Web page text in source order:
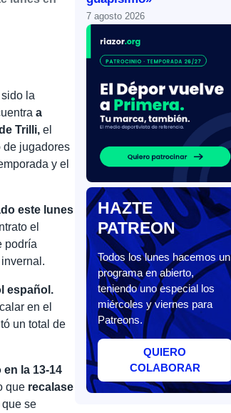
la
a
Trilli, el
de jugadores
y el
este lunes
el
podría
español.
en el
un total de
la 13-14
que recalase
que se
7 agosto 2026
HAZTE
PATREON
Todos los lunes hacemos un
programa en abierto,
teniendo uno especial los
miércoles y viernes para
Patreons.
QUIERO
COLABORAR